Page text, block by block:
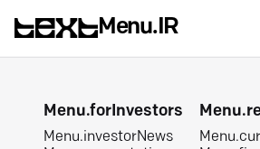
Menu.IR
Menu.forInvestors
Menu.investorNews